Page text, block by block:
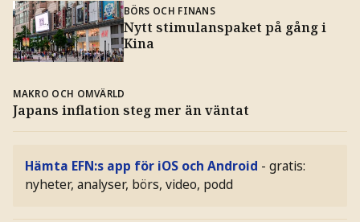
BÖRS OCH FINANS
Nytt stimulanspaket på gång i
Kina
MAKRO OCH OMVÄRLD
Japans inflation steg mer än väntat
Hämta EFN:s app för iOS och Android - gratis:
nyheter, analyser, börs, video, podd